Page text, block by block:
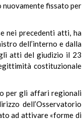
fissato per
nei precedenti atti, ha
dell’interno e dalla
atti del giudizio il 23
costituzionale
per gli affari regionali
dell’Osservatorio
ad attivare «forme di